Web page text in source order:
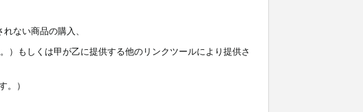
ない商品の購入、
）もしくは甲が乙に提供する他のリンクツールにより提供さ
。）